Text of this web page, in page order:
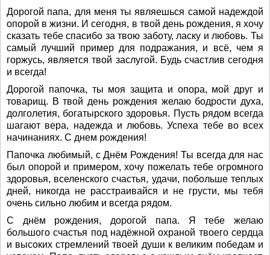
Дорогой папа, для меня ты являешься самой надеждой
опорой в жизни. И сегодня, в твой день рождения, я хочу
сказать тебе спасибо за твою заботу, ласку и любовь. Ты
самый лучший пример для подражания, и всё, чем я
горжусь, является твой заслугой. Будь счастлив сегодня
и всегда!
Дорогой папочка, ты моя защита и опора, мой друг и
товарищ. В твой день рождения желаю бодрости духа,
долголетия, богатырского здоровья. Пусть рядом всегда
шагают вера, надежда и любовь. Успеха тебе во всех
начинаниях. С днем рождения!
Папочка любимый, с Днём Рождения! Ты всегда для нас
был опорой и примером, хочу пожелать тебе огромного
здоровья, вселенского счастья, удачи, побольше теплых
дней, никогда не расстраивайся и не грусти, мы тебя
очень сильно любим и всегда рядом.
С днём рождения, дорогой папа. Я тебе желаю
большого счастья под надёжной охраной твоего сердца
и высоких стремлений твоей души к великим победам и